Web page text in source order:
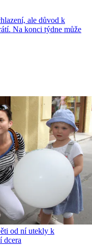
ale důvod k
Na konci týdne může
od ní utekly k
dcera